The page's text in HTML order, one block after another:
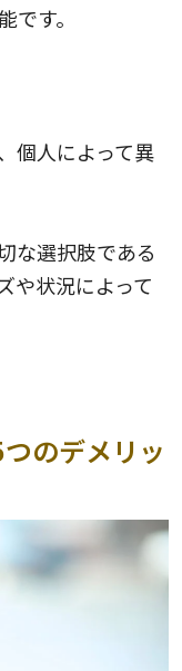
す。
個人によって異
な選択肢である
や状況によって
のデメリッ